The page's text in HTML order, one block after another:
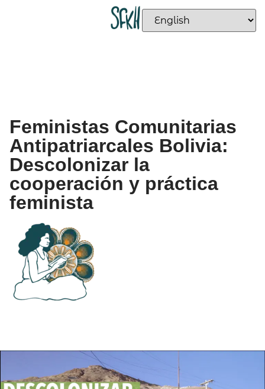
Feministas Comunitarias
Antipatriarcales Bolivia:
Descolonizar la
cooperación y práctica
feminista